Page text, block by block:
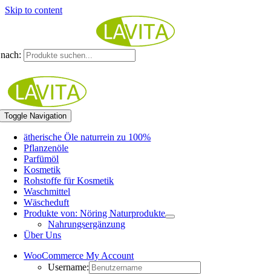
Skip to content
Toggle Navigation
ätherische Öle naturrein zu 100%
Pflanzenöle
Parfümöl
Kosmetik
Rohstoffe für Kosmetik
Waschmittel
Wäscheduft
Produkte von: Nöring Naturprodukte
Nahrungsergänzung
Über Uns
WooCommerce My Account
Username: